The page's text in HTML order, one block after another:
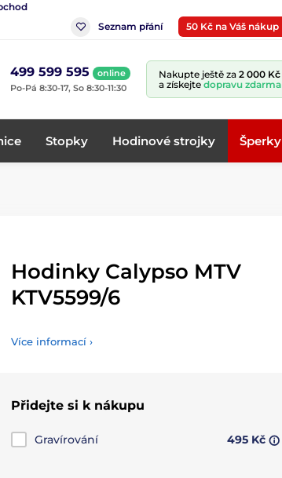
Seznam přání
50 Kč na Váš nákup
499 599 595
online
Po-Pá 8:30-17, So 8:30-11:30
Nakupte ještě za 2 000 Kč
a získejte dopravu zdarma
Stopky Hodinové strojky Šperky
Hodinky Calypso MTV
KTV5599/6
Více informací ›
Přidejte si k nákupu
Gravírování 495 Kč